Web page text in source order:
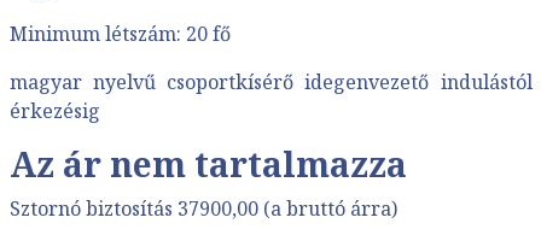
Minimum létszám: 20 fő
magyar nyelvű csoportkísérő idegenvezető indulástól
érkezésig
Az ár nem tartalmazza
Sztornó biztosítás 37900,00 (a bruttó árra)